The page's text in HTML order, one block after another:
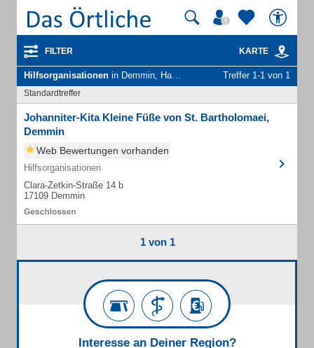
FILTER KARTE
Hilfsorganisationen in Demmin, Hansestadt Treffer 1-1 von 1
Standardtreffer
Johanniter-Kita Kleine Füße von St. Bartholomaei,
Demmin
Web Bewertungen vorhanden
Hilfsorganisationen
Clara-Zetkin-Straße 14 b
17109 Demmin
1 von 1
Interesse an Deiner Region?